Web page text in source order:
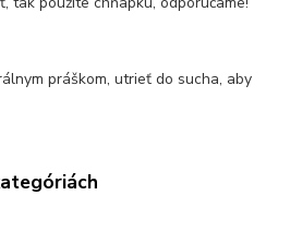
práškom, utrieť do sucha, aby